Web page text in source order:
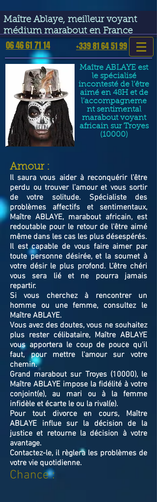
Maître Ablaye, meilleur voyant
médium marabout en France
06 46 61 71 14 +339 81 64 51 99
Maître ABLAYE est
le spécialisé
incontesté de l’être
aimé en 48H et de
l’accompagneme
nt sentimental
marabout voyant
africain sur Troyes
(10000)
​Amour :
Il saura vous aider à reconquérir l’être
perdu ou trouver l’amour et vous sortir
de votre solitude. Spécialiste des
problèmes affectifs et sentimentaux,
Maître ABLAYE, marabout africain, est
redoutable pour le retour de l'être aimé
même dans les cas les plus désespérés.
Il est capable de vous faire aimer par
toute personne désirée, et la soumet à
votre désir le plus profond. L’être chéri
vous sera lié et ne pourra jamais
repartir.
Si vous cherchez à rencontrer un
homme ou une femme, consultez le
Maître ABLAYE.
Vous avez des doutes, vous ne souhaitez
plus rester célibataire, Maître ABLAYE
vous apportera le coup de pouce qu'il
faut, pour mettre l'amour sur votre
chemin.
Grand marabout sur Troyes (10000), le
Maître ABLAYE impose la fidélité à votre
conjoint(e), au mari ou à la femme
infidèle et écarte le ou la rival(e).
Pour tout divorce en cours, Maître
ABLAYE influe sur la décision de la
justice et retourne la décision à votre
avantage.
Contactez-le, il règlera les problèmes de
votre vie quotidienne.
Chance :